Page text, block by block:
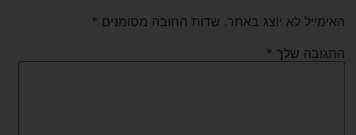
האימייל לא יוצג באתר. שדות החובה מסומנים *
התגובה שלך *